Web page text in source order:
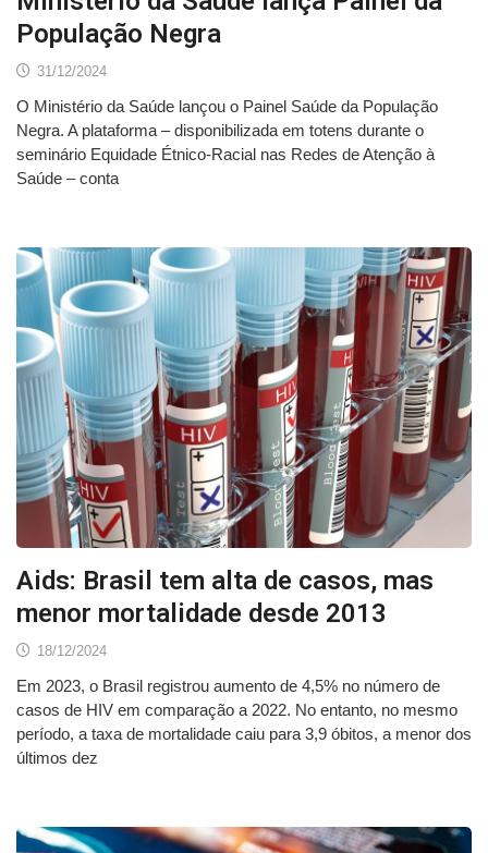
População Negra
31/12/2024
O Ministério da Saúde lançou o Painel Saúde da População
Negra. A plataforma – disponibilizada em totens durante o
seminário Equidade Étnico-Racial nas Redes de Atenção à
Saúde – conta
Aids: Brasil tem alta de casos, mas
menor mortalidade desde 2013
18/12/2024
Em 2023, o Brasil registrou aumento de 4,5% no número de
casos de HIV em comparação a 2022. No entanto, no mesmo
período, a taxa de mortalidade caiu para 3,9 óbitos, a menor dos
últimos dez